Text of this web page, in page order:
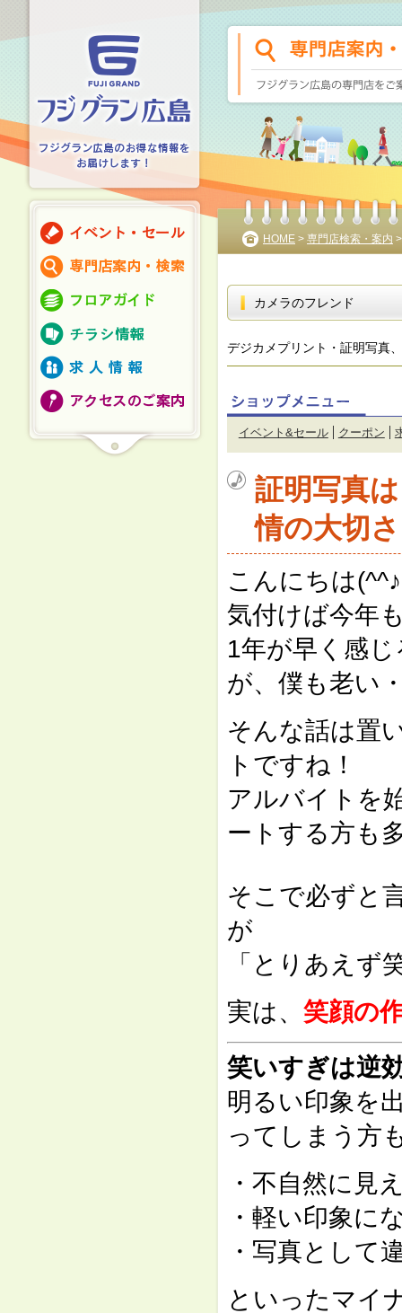
HOME > 専門店検索・案内
カメラのフレンド
デジカメプリント・証明写真
イベント&セール クーポン
証明写真
情の大切さ
こんにちは
気付けば今年
1年が早く感
が、僕も老い
そんな話は置
トですね！
アルバイトを
ートする方も
そこで必ずと
が
「とりあえず
実は、 笑顔の
笑いすぎは逆
明るい印象を
ってしまう方
・不自然に見
・軽い印象に
・写真として
といったマイ